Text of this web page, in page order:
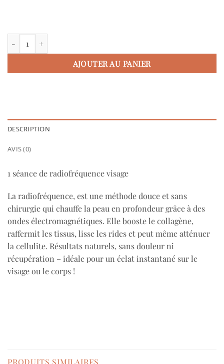
AJOUTER AU PANIER
DESCRIPTION
AVIS (0)
1 séance de radiofréquence visage
La radiofréquence, est une méthode douce et sans
chirurgie qui chauffe la peau en profondeur grâce à des
ondes électromagnétiques. Elle booste le collagène,
raffermit les tissus, lisse les rides et peut même atténuer
la cellulite. Résultats naturels, sans douleur ni
récupération – idéale pour un éclat instantané sur le
visage ou le corps !
PRODUITS SIMILAIRES